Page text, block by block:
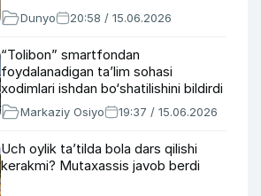
Dunyo 20:58 / 15.06.2026
“Tolibon” smartfondan
foydalanadigan ta’lim sohasi
xodimlari ishdan bo‘shatilishini bildirdi
Markaziy Osiyo 19:37 / 15.06.2026
Uch oylik ta’tilda bola dars qilishi
kerakmi? Mutaxassis javob berdi